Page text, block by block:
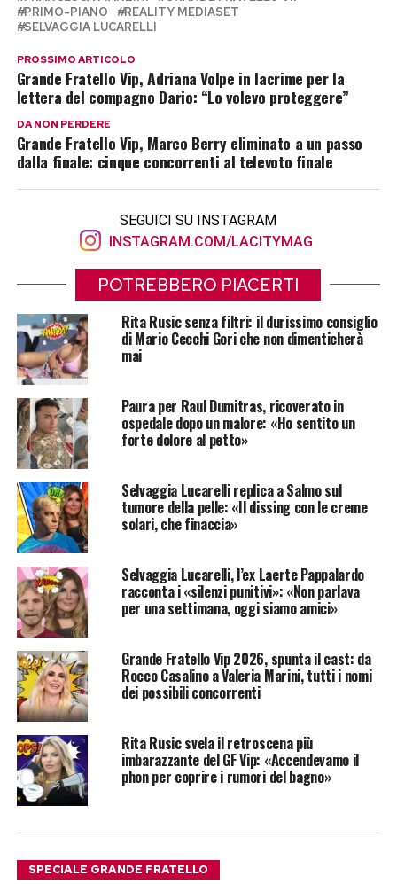
PRIMO-PIANO
REALITY MEDIASET
SELVAGGIA LUCARELLI
PROSSIMO ARTICOLO
Grande Fratello Vip, Adriana Volpe in lacrime per la
lettera del compagno Dario: “Lo volevo proteggere”
DA NON PERDERE
Grande Fratello Vip, Marco Berry eliminato a un passo
dalla finale: cinque concorrenti al televoto finale
SEGUICI SU INSTAGRAM
INSTAGRAM.COM/LACITYMAG
POTREBBERO PIACERTI
Rita Rusic senza filtri: il durissimo consiglio
di Mario Cecchi Gori che non dimenticherà
mai
Paura per Raul Dumitras, ricoverato in
ospedale dopo un malore: «Ho sentito un
forte dolore al petto»
Selvaggia Lucarelli replica a Salmo sul
tumore della pelle: «Il dissing con le creme
solari, che finaccia»
Selvaggia Lucarelli, l’ex Laerte Pappalardo
racconta i «silenzi punitivi»: «Non parlava
per una settimana, oggi siamo amici»
Grande Fratello Vip 2026, spunta il cast: da
Rocco Casalino a Valeria Marini, tutti i nomi
dei possibili concorrenti
Rita Rusic svela il retroscena più
imbarazzante del GF Vip: «Accendevamo il
phon per coprire i rumori del bagno»
SPECIALE GRANDE FRATELLO